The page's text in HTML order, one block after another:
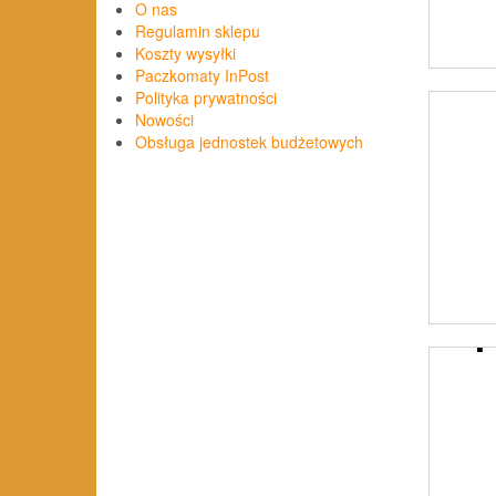
O nas
Regulamin sklepu
Koszty wysyłki
Paczkomaty InPost
Polityka prywatności
Nowości
Obsługa jednostek budżetowych
I